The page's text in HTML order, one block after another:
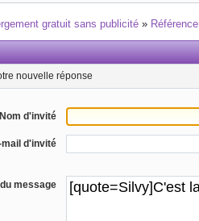
gratuit sans publicité »
nouvelle réponse
Nom d'invité
mail d'invité
message